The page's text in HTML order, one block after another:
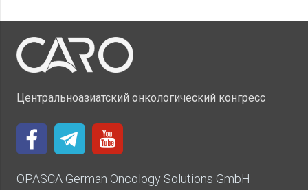
Центральноазиатский онкологический конгресс
OPASCA German Oncology Solutions GmbH